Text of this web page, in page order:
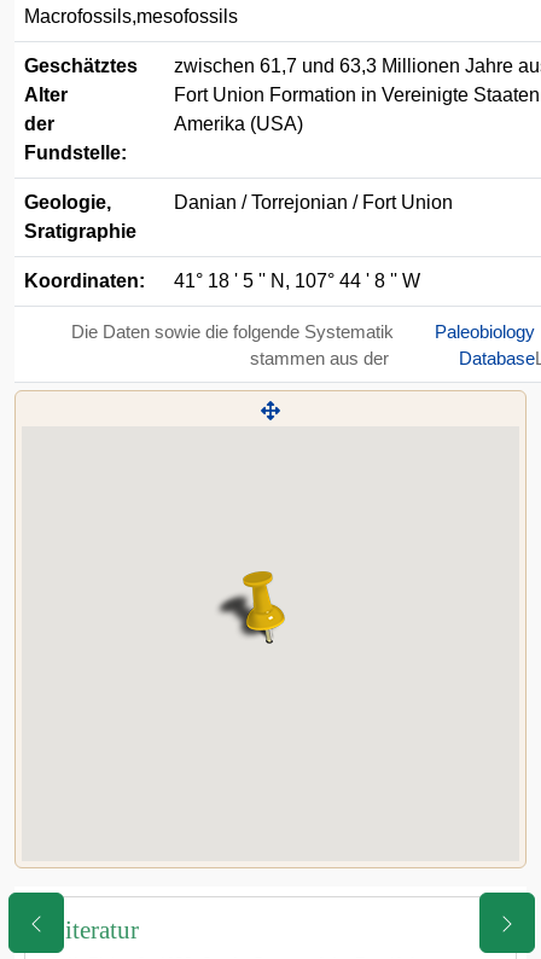
Macrofossils,mesofossils
Geschätztes
Alter
der
Fundstelle:
zwischen 61,7 und 63,3 Millionen Jahre
Fort Union Formation in Vereinigte
Amerika (USA)
Geologie,
Sratigraphie
Danian / Torrejonian / Fort Union
Koordinaten: 41° 18 ' 5 '' N, 107° 44 ' 8 '' W
Die Daten sowie die folgende Systematik
stammen aus der
Paleobiology
Database
Literatur